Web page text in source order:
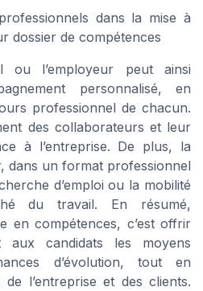
dans la mise à
dossier de compétences
ou l’employeur peut ainsi
personnalisé, en
professionnel de chacun.
des collaborateurs et leur
à l’entreprise. De plus, la
dans un format professionnel
d’emploi ou la mobilité
du travail. En résumé,
en compétences, c’est offrir
aux candidats les moyens
d’évolution, tout en
l’entreprise et des clients.